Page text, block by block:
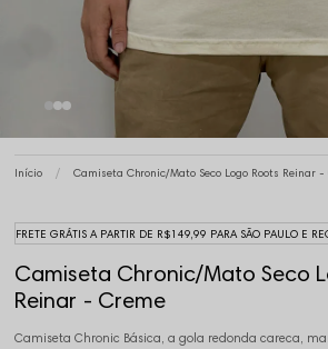
Início Camiseta Chronic/Mato Seco Logo Roots Reinar -
FRETE GRÁTIS A PARTIR DE R$149,99 PARA SÃO PAULO E
Camiseta Chronic/Mato Seco
Reinar - Creme
Camiseta Chronic Básica, a gola redonda careca,